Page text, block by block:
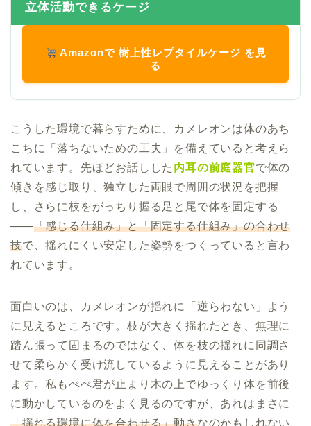
立体活動できるケージ
Amazonで 樹上性レプタイルケージ を見
る
こうした環境で暮らすために、カメレオンは体のあち
こちに「落ちないための工夫」を備えていると考えら
れています。先ほどお話しした 内耳の前庭器官で体の
傾きを感じ取り、独立した両眼で周囲の状況を把握
し、さらに枝をがっちり握る足と尾で体を固定する
——「感じる仕組み」と「固定する仕組み」の合わせ
技で、揺れにくい安定した姿勢をつくっていると言わ
れています。
面白いのは、カメレオンが揺れに「逆らわない」よう
に見えるところです。枝が大きく揺れたとき、無理に
踏ん張って固まるのではなく、体を枝の揺れに同調さ
せて柔らかく受け流しているように見えることがあり
ます。私もぺぺ君が止まり木の上でゆっくり体を前後
に動かしているのをよく見るのですが、あれはまさに
「揺れる環境に体を合わせる」動きなのかもしれない